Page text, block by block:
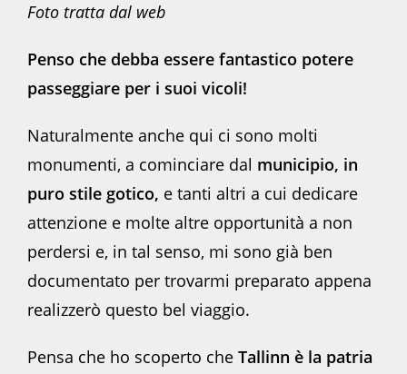
Foto tratta dal web
Penso che debba essere fantastico potere
passeggiare per i suoi vicoli!
Naturalmente anche qui ci sono molti
monumenti, a cominciare dal municipio, in
puro stile gotico, e tanti altri a cui dedicare
attenzione e molte altre opportunità a non
perdersi e, in tal senso, mi sono già ben
documentato per trovarmi preparato appena
realizzerò questo bel viaggio.
Pensa che ho scoperto che Tallinn è la patria